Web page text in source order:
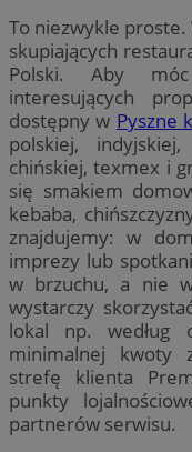
To niezwykle proste.
skupiających
Polski. Aby
interesujących
dostępny w Pyszne
polskiej,
chińskiej, texmex i
się smakiem
kebaba,
znajdujemy: w
imprezy lub
w brzuchu, a nie
wystarczy
lokal np. według
minimalnej kwoty
strefę klienta
punkty
partnerów serwisu.